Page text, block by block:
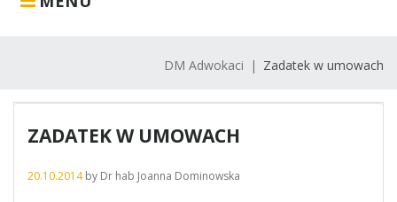
DM Adwokaci | Zadatek w umowach
ZADATEK W UMOWACH
20.10.2014 by Dr hab Joanna Dominowska